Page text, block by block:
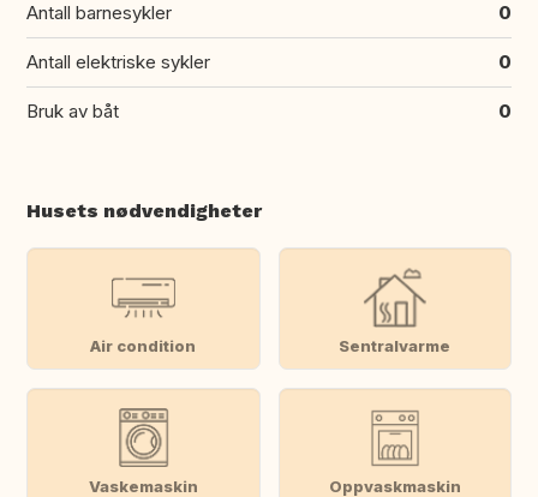
Antall barnesykler 0
Antall elektriske sykler 0
Bruk av båt 0
Husets nødvendigheter
Air condition Sentralvarme
Vaskemaskin Oppvaskmaskin